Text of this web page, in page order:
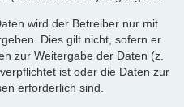
wird der Betreiber nur mit
Dies gilt nicht, sofern er
zur Weitergabe der Daten (z.
ist oder die Daten zur
erforderlich sind.